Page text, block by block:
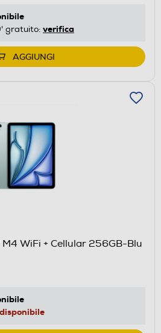
gratuito: verifica
AGGIUNGI
M4 WiFi + Cellular 256GB-Blu